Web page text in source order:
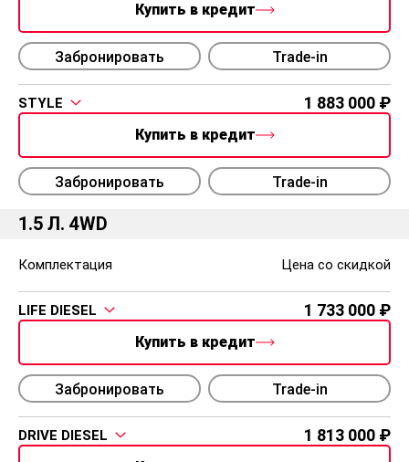
Купить в кредит
Забронировать Trade-in
STYLE 1 883 000
Купить в кредит
Забронировать Trade-in
1.5 Л. 4WD
Комплектация Цена со скидкой
LIFE DIESEL 1 733 000
Купить в кредит
Забронировать Trade-in
DRIVE DIESEL 1 813 000